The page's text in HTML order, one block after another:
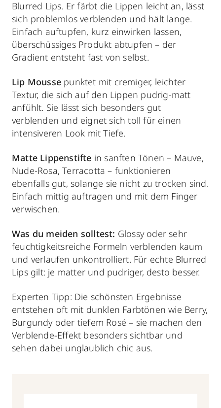
Blurred Lips. Er färbt die Lippen leicht an, lässt
sich problemlos verblenden und hält lange.
Einfach auftupfen, kurz einwirken lassen,
überschüssiges Produkt abtupfen – der
Gradient entsteht fast von selbst.
Lip Mousse punktet mit cremiger, leichter
Textur, die sich auf den Lippen pudrig-matt
anfühlt. Sie lässt sich besonders gut
verblenden und eignet sich toll für einen
intensiveren Look mit Tiefe.
Matte Lippenstifte in sanften Tönen – Mauve,
Nude-Rosa, Terracotta – funktionieren
ebenfalls gut, solange sie nicht zu trocken sind.
Einfach mittig auftragen und mit dem Finger
verwischen.
Was du meiden solltest: Glossy oder sehr
feuchtigkeitsreiche Formeln verblenden kaum
und verlaufen unkontrolliert. Für echte Blurred
Lips gilt: je matter und pudriger, desto besser.
Experten Tipp: Die schönsten Ergebnisse
entstehen oft mit dunklen Farbtönen wie Berry,
Burgundy oder tiefem Rosé – sie machen den
Verblende-Effekt besonders sichtbar und
sehen dabei unglaublich chic aus.